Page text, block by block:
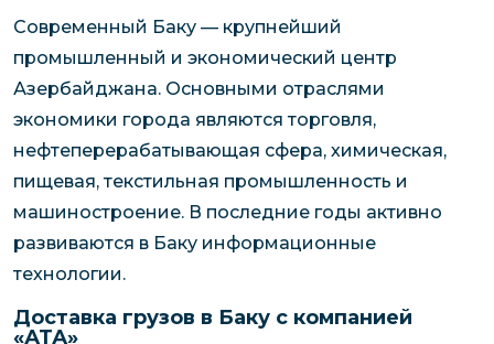
Современный Баку — крупнейший
промышленный и экономический центр
Азербайджана. Основными отраслями
экономики города являются торговля,
нефтеперерабатывающая сфера, химическая,
пищевая, текстильная промышленность и
машиностроение. В последние годы активно
развиваются в Баку информационные
технологии.
Доставка грузов в Баку с компанией
«АТА»